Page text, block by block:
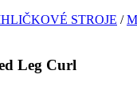
STROJE /
Leg Curl